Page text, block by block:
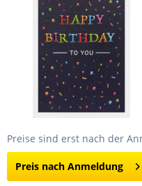
Preise sind erst nach der
Preis nach Anmeldung